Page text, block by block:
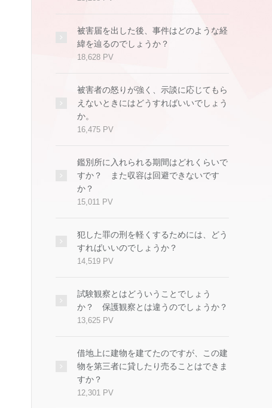
被害届を出した後、事件はどのような経
緯を辿るのでしょうか？
18,628 PV
被害者の怒りが強く、示談に応じてもら
えないときにはどうすればいいでしょう
か。
16,475 PV
鑑別所に入れられる期間はどれくらいで
すか？ また収容は回避できないです
か？
15,011 PV
犯した罪の刑を軽くするためには、どう
すればいいのでしょうか？
14,519 PV
試験観察とはどういうことでしょう
か？ 保護観察とは違うのでしょうか？
13,625 PV
借地上に建物を建てたのですが、この建
物を第三者に貸したり売ることはできま
すか？
12,301 PV